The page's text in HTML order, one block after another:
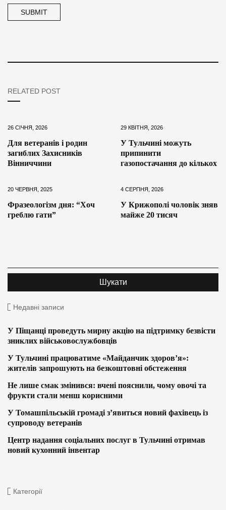
RELATED POST
26 СІЧНЯ, 2026
Для ветеранів і родин
загиблих Захисників
Вінниччини
29 КВІТНЯ, 2026
У Тульчині можуть
припинити
газопостачання до кількох
20 ЧЕРВНЯ, 2025
Фразеологізм дня: “Хоч
греблю гати”
4 СЕРПНЯ, 2026
У Крижополі чоловік зняв
майже 20 тисяч
Недавні записи
У Піщанці проведуть мирну акцію на підтримку безвісти
зниклих військовослужбовців
У Тульчині працюватиме «Майданчик здоров’я»:
жителів запрошують на безкоштовні обстеження
Не лише смак змінився: вчені пояснили, чому овочі та
фрукти стали менш корисними
У Томашпільській громаді з’явиться новий фахівець із
супроводу ветеранів
Центр надання соціальних послуг в Тульчині отримав
новий кухонний інвентар
Категорії